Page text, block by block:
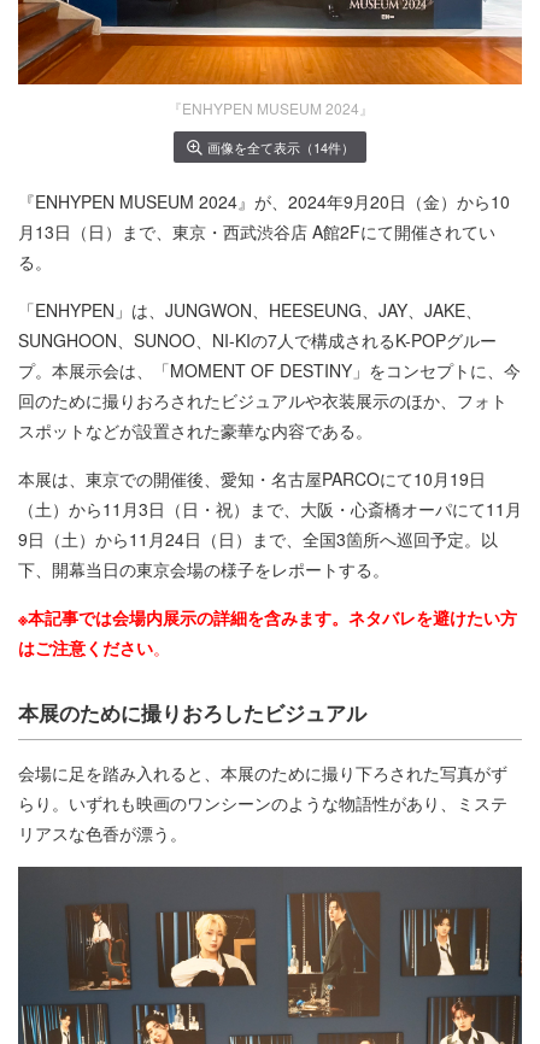
『ENHYPEN MUSEUM 2024』
画像を全て表示（14件）
『ENHYPEN MUSEUM 2024』が、2024年9月20日（金）から10
月13日（日）まで、東京・西武渋谷店 A館2Fにて開催されてい
る。
「ENHYPEN」は、JUNGWON、HEESEUNG、JAY、JAKE、
SUNGHOON、SUNOO、NI-KIの7人で構成されるK-POPグルー
プ。本展示会は、「MOMENT OF DESTINY」をコンセプトに、今
回のために撮りおろされたビジュアルや衣装展示のほか、フォト
スポットなどが設置された豪華な内容である。
本展は、東京での開催後、愛知・名古屋PARCOにて10月19日
（土）から11月3日（日・祝）まで、大阪・心斎橋オーパにて11月
9日（土）から11月24日（日）まで、全国3箇所へ巡回予定。以
下、開幕当日の東京会場の様子をレポートする。
※本記事では会場内展示の詳細を含みます。ネタバレを避けたい方
はご注意ください。
本展のために撮りおろしたビジュアル
会場に足を踏み入れると、本展のために撮り下ろされた写真がず
らり。いずれも映画のワンシーンのような物語性があり、ミステ
リアスな色香が漂う。